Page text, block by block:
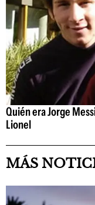
Quién era Jorge
Lionel
MÁS